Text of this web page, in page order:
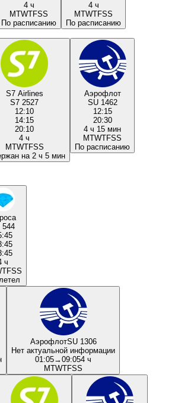
4 ч
MTWTFSS
По расписанию
4 ч
MTWTFSS
По расписанию
S7 Airlines
S7 2527
12:10
14:15
20:10
4 ч
MTWTFSS
на 2 ч 5 мин
Аэрофлот
SU 1462
12:15
20:30
4 ч 15 мин
MTWTFSS
По расписанию
544
ч
TFSS
АэрофлотSU 1306
Нет актуальной информации
01:05→09:054 ч
MTWTFSS